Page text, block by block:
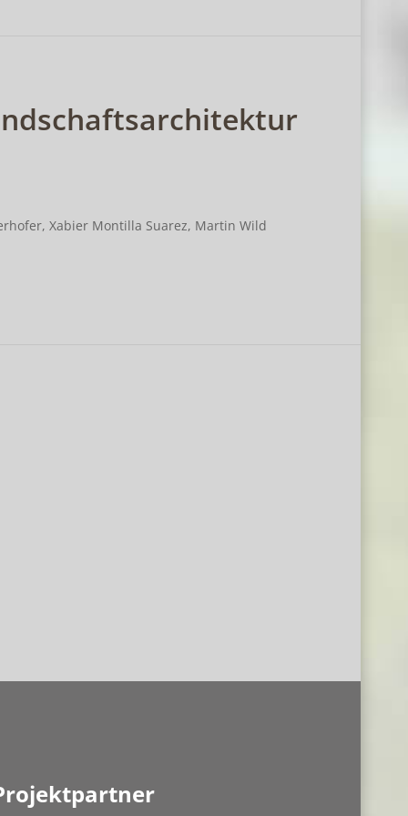
Xabier Montilla Suarez, Martin Wild